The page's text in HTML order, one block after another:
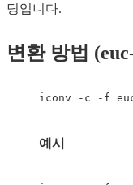
딩입니다.
변환 방법
iconv -c -f
예시